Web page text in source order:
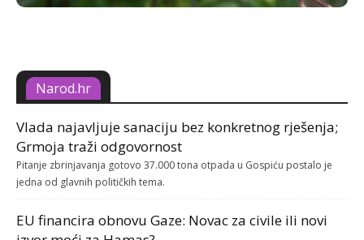
Narod.hr
Vlada najavljuje sanaciju bez konkretnog rješenja;
Grmoja traži odgovornost
Pitanje zbrinjavanja gotovo 37.000 tona otpada u Gospiću postalo je
jedna od glavnih političkih tema.
EU financira obnovu Gaze: Novac za civile ili novi